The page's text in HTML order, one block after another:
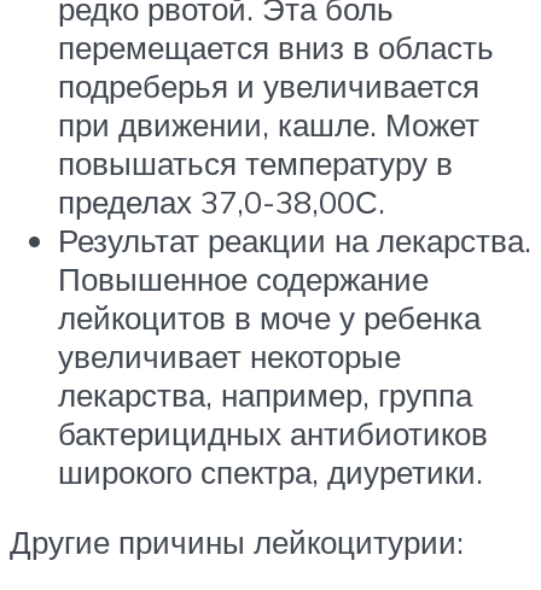
редко рвотой. Эта боль
перемещается вниз в область
подреберья и увеличивается
при движении, кашле. Может
повышаться температуру в
пределах 37,0-38,00С.
Результат реакции на лекарства.
Повышенное содержание
лейкоцитов в моче у ребенка
увеличивает некоторые
лекарства, например, группа
бактерицидных антибиотиков
широкого спектра, диуретики.
Другие причины лейкоцитурии: